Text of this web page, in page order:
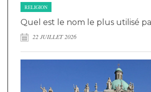
RELIGION
Quel est le nom le plus utilisé
22 JUILLET 2026